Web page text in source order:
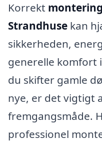
Korrekt
Strandhuse kan
sikkerheden,
generelle komfort
du skifter gamle
nye, er det vigtigt
fremgangsmåde.
professionel